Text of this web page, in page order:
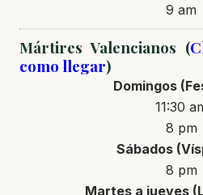
9 am
Mártires Valencianos (
como llegar)
Domingos
11:30
8 pm
Sábados
8 pm
Martes a jueves